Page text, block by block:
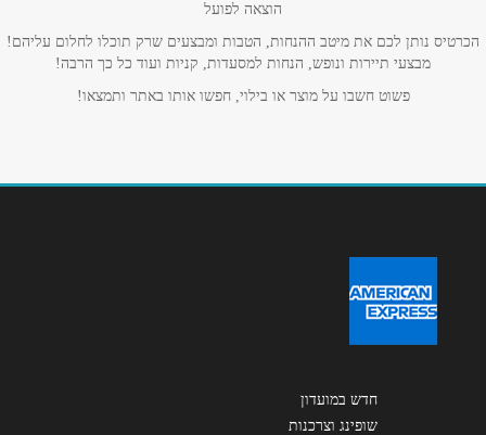
נושא*
אנא חזרו אלי בקשר ל...
הוצאה לפועל
הכרטיס נותן לכם את מיטב ההנחות, הטבות ומבצעים שרק תוכלו לחלום עליהם!
מבצעי תיירות ונופש, הנחות למסעדות, קניות ועוד כל כך הרבה!
פשוט חשבו על מוצר או בילוי, חפשו אותו באתר ותמצאו!
חדש במועדון
שופינג וצרכנות